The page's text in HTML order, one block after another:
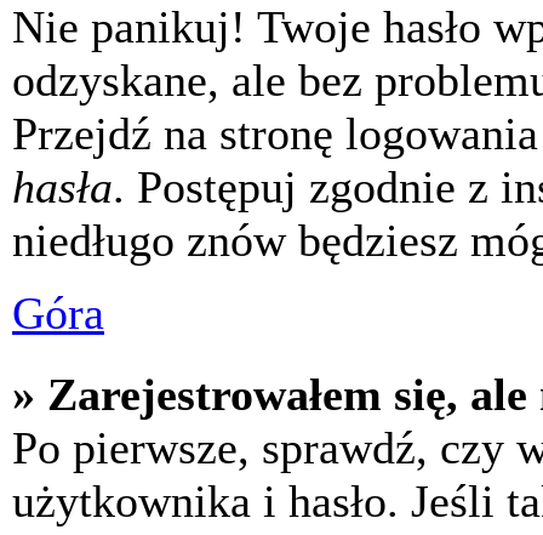
Nie panikuj! Twoje hasło
odzyskane, ale bez
Przejdź na stronę
hasła. Postępuj zgodnie z
niedługo znów będziesz
Góra
» Zarejestrowałem się,
Po pierwsze, sprawdź, czy
użytkownika i hasło. Jeśli